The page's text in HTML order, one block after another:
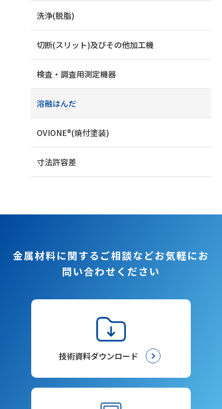
洗浄(脱脂)
切断(スリット)及びその他加工機
検査・調査用測定機器
溶融はんだ
OVIONE®(焼付塗装)
寸法許容差
金属材料に関するご相談などお気軽にお
問い合わせください
技術資料ダウンロード